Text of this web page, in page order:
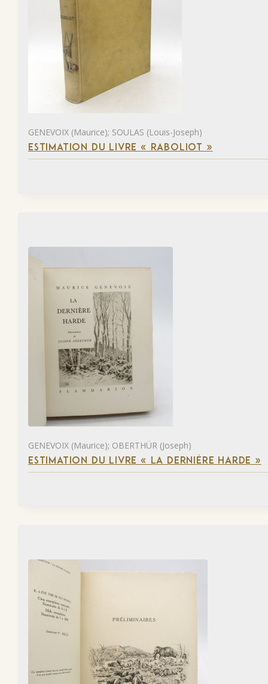
GENEVOIX (Maurice); SOULAS (Louis-Joseph)
ESTIMATION DU LIVRE « RABOLIOT »
GENEVOIX (Maurice); OBERTHÜR (Joseph)
ESTIMATION DU LIVRE « LA DERNIÈRE HARDE »